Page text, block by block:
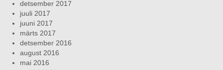
detsember 2017
juuli 2017
juuni 2017
märts 2017
detsember 2016
august 2016
mai 2016